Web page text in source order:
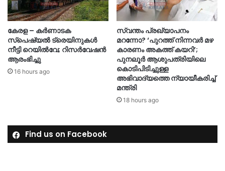
കേരള – കർണാടക
സ്പെഷ്യൽ ട്രെയിനുകൾ
നീട്ടി റെയിൽവേ; റിസർവേഷൻ
ആരംഭിച്ചു
16 hours ago
സ്വന്തം പ്രഖ്യാപനം
മറന്നോ? ‘പുറത്ത് നിന്നവർ മഴ
കാരണം അകത്ത് കയറി’;
പുനലൂർ ആശുപത്രിയിലെ
കൊടിപിടിച്ചുള്ള
അഭിവാദ്യത്തെ ന്യായീകരിച്ച്
മന്ത്രി
18 hours ago
Find us on Facebook